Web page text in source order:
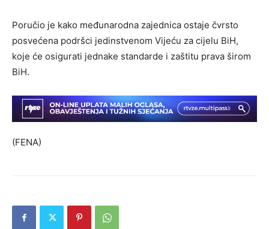
Poručio je kako međunarodna zajednica ostaje čvrsto
posvećena podršci jedinstvenom Vijeću za cijelu BiH,
koje će osigurati jednake standarde i zaštitu prava širom
BiH.
(FENA)